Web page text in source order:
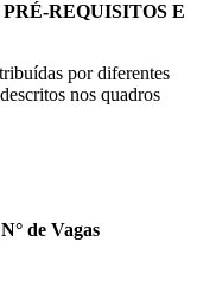
REQUISITOS E
por diferentes
nos quadros
N° de Vagas